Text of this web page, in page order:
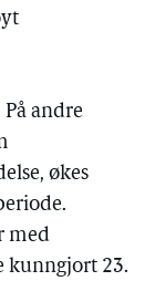
andre
økes
med
kunngjort 23.